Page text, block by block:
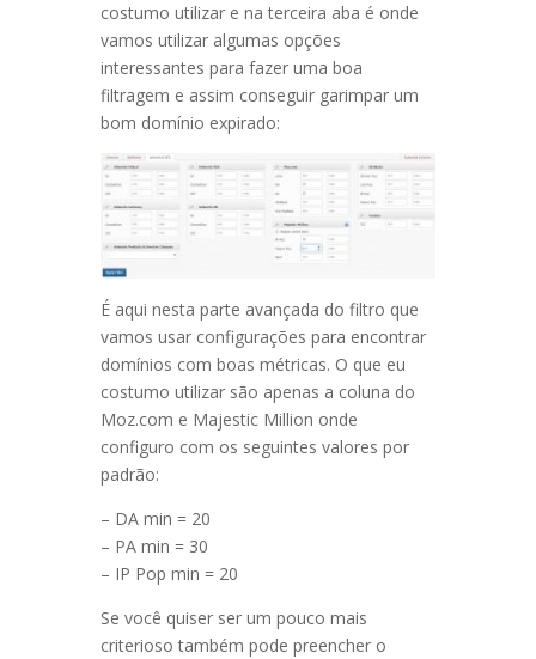
costumo utilizar e na terceira aba é onde
vamos utilizar algumas opções
interessantes para fazer uma boa
filtragem e assim conseguir garimpar um
bom domínio expirado:
É aqui nesta parte avançada do filtro que
vamos usar configurações para encontrar
domínios com boas métricas. O que eu
costumo utilizar são apenas a coluna do
Moz.com e Majestic Million onde
configuro com os seguintes valores por
padrão:
– DA min = 20
– PA min = 30
– IP Pop min = 20
Se você quiser ser um pouco mais
criterioso também pode preencher o